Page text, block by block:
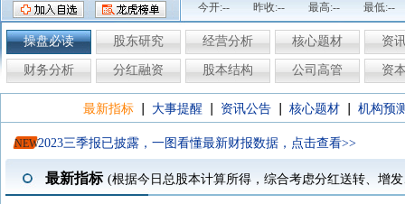
今开:-- 昨收:-- 最高:-- 最低:--
操盘必读 股东研究 经营分析 核心题材 资
财务分析 分红融资 股本结构 公司高管 资
最新指标 大事提醒 资讯公告 核心题材 机构预
NEW2023三季报已披露，一图看懂最新财报数据，点击查看>>
最新指标 (根据今日总股本计算所得，综合考虑分红送转、增